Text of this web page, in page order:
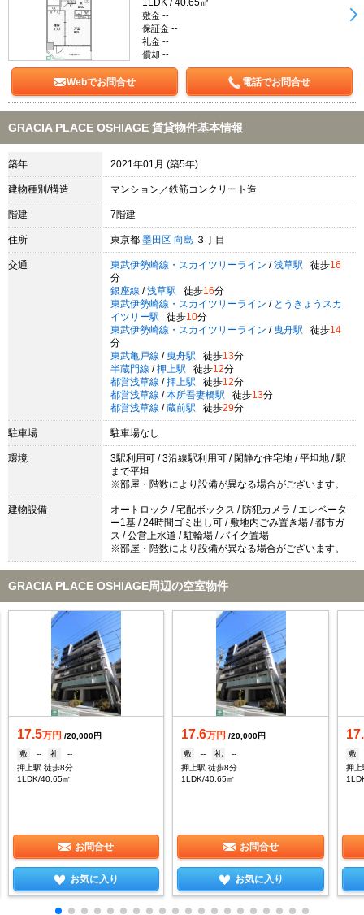
1LDK / 40.65㎡
敷金 --
保証金 --
礼金 --
償却 --
Webでお問合せ 電話でお問合せ
GRACIA PLACE OSHIAGE 賃貸物件基本情報
築年 2021年01月 (築5年)
建物種別/構造 マンション／鉄筋コンクリート造
階建 7階建
住所 東京都 墨田区 向島 ３丁目
交通 東武伊勢崎線・スカイツリーライン / 浅草駅 徒歩16
分
銀座線 / 浅草駅 徒歩16分
東武伊勢崎線・スカイツリーライン / とうきょうスカ
イツリー駅
徒歩10分
東武伊勢崎線・スカイツリーライン / 曳舟駅 徒歩14
分
東武亀戸線 / 曳舟駅 徒歩13分
半蔵門線 / 押上駅 徒歩12分
都営浅草線 / 押上駅 徒歩12分
都営浅草線 / 本所吾妻橋駅 徒歩13分
都営浅草線 / 蔵前駅 徒歩29分
駐車場 駐車場なし
環境
3駅利用可 / 3沿線駅利用可 / 閑静な住宅地 / 平坦地 / 駅
まで平坦
※部屋・階数により設備が異なる場合がございます。
建物設備
オートロック / 宅配ボックス / 防犯カメラ / エレベータ
ー1基 / 24時間ゴミ出し可 / 敷地内ごみ置き場 / 都市ガ
ス / 公営上水道 / 駐輪場 / バイク置場
※部屋・階数により設備が異なる場合がございます。
GRACIA PLACE OSHIAGE周辺の空室物件
17.5万円 /20,000円
敷
-- 礼
--
押上駅 徒歩8分
1LDK/40.65㎡
お問合せ
お気に入り
17.6万円 /20,000円
敷
-- 礼
--
押上駅 徒歩8分
1LDK/40.65㎡
お問合せ
お気に入り
敷
押上